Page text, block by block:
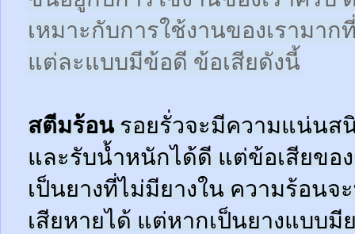
เหมาะกับการใช้งานของเรามา
แต่ละแบบมีข้อดี ข้อเสียดังนี้
สตีมร้อนรอยรั่วจะมีความแน่นส
และรับน้ำหนักได้ดี แต่ข้อเสียขอ
เป็นยางที่ไม่มียางใน ความร้อนจ
เสียหายได้ แต่หากเป็นยางแบบมี